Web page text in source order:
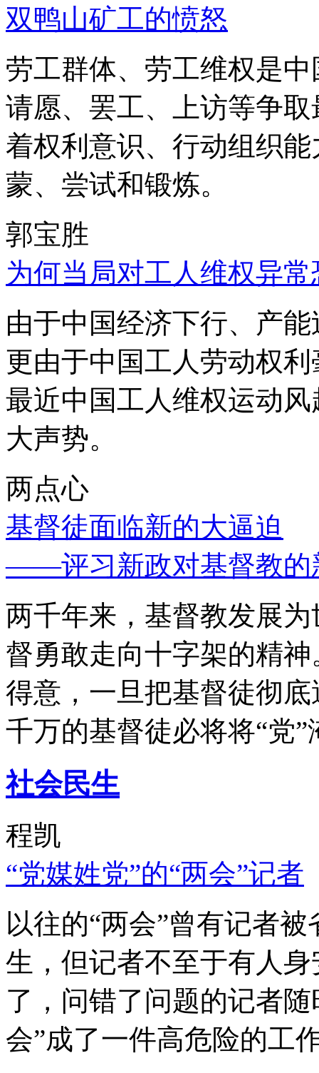
双鸭山矿工的愤怒
劳工群体、劳工维权是
请愿、罢工、上访等争
着权利意识、行动组织
蒙、尝试和锻炼。
郭宝胜
为何当局对工人维权异
由于中国经济下行、产
更由于中国工人劳动权
最近中国工人维权运动
大声势。
两点心
基督徒面临新的大逼迫
——评习新政对基督教的
两千年来，基督教发展
督勇敢走向十字架的精
得意，一旦把基督徒彻
千万的基督徒必将将“党”
社会民生
程凯
“党媒姓党”的“两会”记者
以往的“两会”曾有记者
生，但记者不至于有人
了，问错了问题的记者
会”成了一件高危险的工